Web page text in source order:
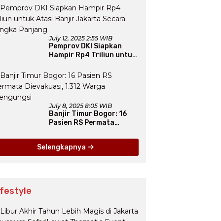
Arab Saudi
July 12, 2025 2:55 WIB
Pemprov DKI Siapkan
Hampir Rp4 Triliun untuk
Secara Jangka Panjang
July 8, 2025 8:05 WIB
Banjir Timur Bogor: 16
Pasien RS Permata
Mengungsi
Selengkapnya